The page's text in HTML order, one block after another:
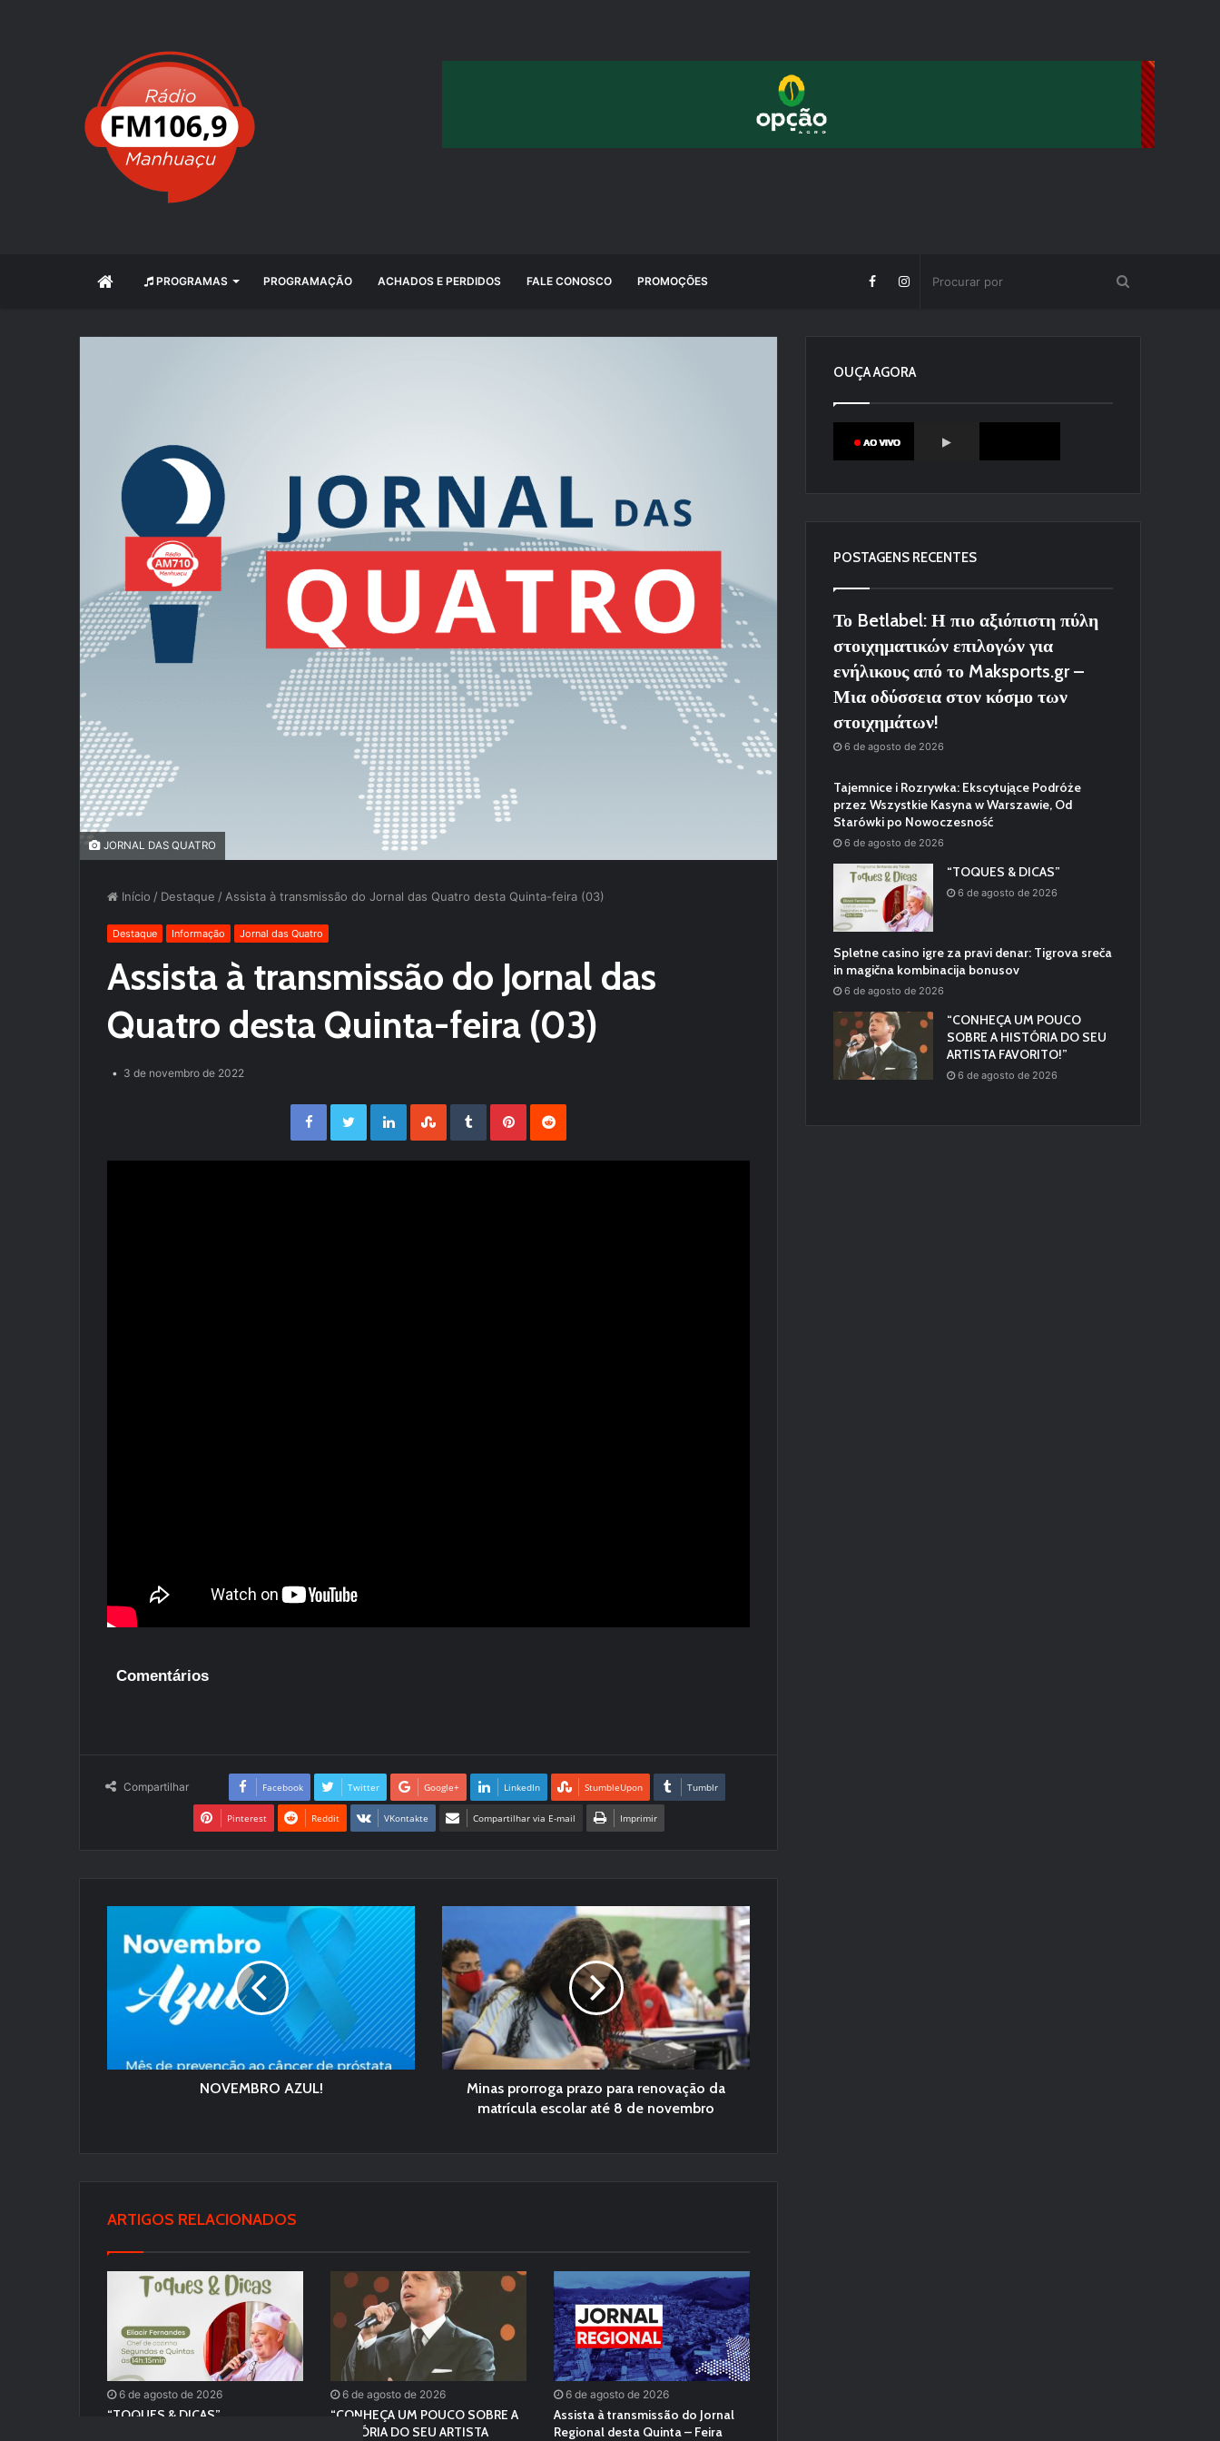
INÍCIO PROGRAMAS PROGRAMAÇÃO ACHADOS E PERDIDOS FALE CONOSCO PROMOÇÕES
JORNAL DAS QUATRO
Início / Destaque / Assista à transmissão do Jornal das Quatro desta Quinta-feira (03)
Destaque Informação Jornal das Quatro
Assista à transmissão do Jornal das
Quatro desta Quinta-feira (03)
3 de novembro de 2022
Facebook Twitter LinkedIn StumbleUpon Tumblr Pinterest
Comentários
Compartilhar Facebook Twitter Google+ LinkedIn StumbleUpon Tumblr
Pinterest Reddit VKontakte Compartilhar via E-mail Imprimir
NOVEMBRO AZUL!
Minas prorroga prazo para renovação da
matrícula escolar até 8 de novembro
ARTIGOS RELACIONADOS
6 de agosto de 2026
“TOQUES & DICAS”
6 de agosto de 2026
“CONHEÇA UM POUCO SOBRE A
HISTÓRIA DO SEU ARTISTA
6 de agosto de 2026
Assista à transmissão do Jornal
Regional desta Quinta – Feira
OUÇA AGORA
POSTAGENS RECENTES
Το Betlabel: Η πιο αξιόπιστη πύλη
στοιχηματικών επιλογών για
ενήλικους από το Maksports.gr –
Μια οδύσσεια στον κόσμο των
στοιχημάτων!
6 de agosto de 2026
Tajemnice i Rozrywka: Ekscytujące Podróże
przez Wszystkie Kasyna w Warszawie, Od
Starówki po Nowoczesność
6 de agosto de 2026
“TOQUES & DICAS”
6 de agosto de 2026
Spletne casino igre za pravi denar: Tigrova sreča
in magična kombinacija bonusov
6 de agosto de 2026
“CONHEÇA UM POUCO
SOBRE A HISTÓRIA DO SEU
ARTISTA FAVORITO!”
6 de agosto de 2026